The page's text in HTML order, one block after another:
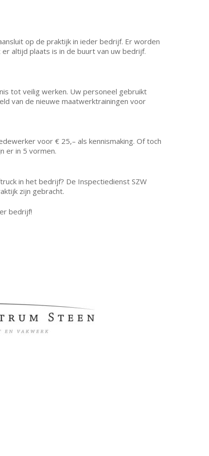
op de praktijk in ieder bedrijf. Er worden
altijd plaats is in de buurt van uw bedrijf.
tot veilig werken. Uw personeel gebruikt
van de nieuwe maatwerktrainingen voor
voor € 25,– als kennismaking. Of toch
er in 5 vormen.
in het bedrijf? De Inspectiedienst SZW
zijn gebracht.
bedrijf!